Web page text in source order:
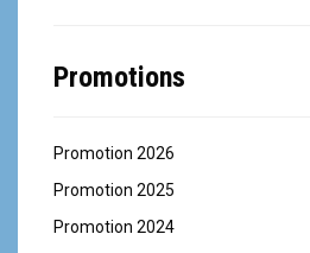
Promotions
Promotion 2026
Promotion 2025
Promotion 2024